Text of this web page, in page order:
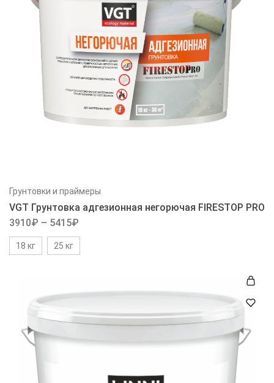
Грунтовки и праймеры
VGT Грунтовка адгезионная негорючая FIRESTOP PRO
3910₽ – 5415₽
18 кг 25 кг